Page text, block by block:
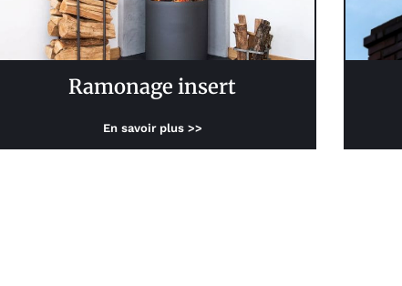
Ramonage insert
En savoir plus >>